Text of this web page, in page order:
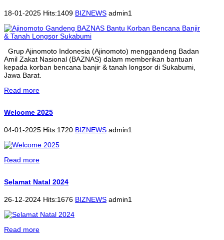
18-01-2025 Hits:1409 BIZNEWS admin1
Grup Ajinomoto Indonesia (Ajinomoto) menggandeng Badan
Amil Zakat Nasional (BAZNAS) dalam memberikan bantuan
kepada korban bencana banjir & tanah longsor di Sukabumi,
Jawa Barat.
Read more
Welcome 2025
04-01-2025 Hits:1720 BIZNEWS admin1
Read more
Selamat Natal 2024
26-12-2024 Hits:1676 BIZNEWS admin1
Read more